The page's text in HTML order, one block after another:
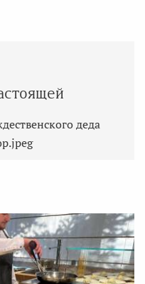
деда